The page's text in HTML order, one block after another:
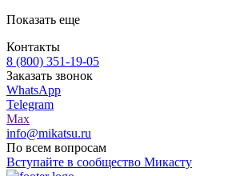
Показать еще
Контакты
8 (800) 351-19-05
Заказать звонок
WhatsApp
Telegram
Max
info@mikatsu.ru
По всем вопросам
Вступайте в сообщество Микасту